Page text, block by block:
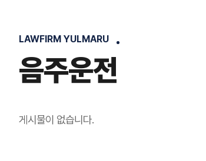
LAWFIRM YULMARU
음주운전
게시물이 없습니다.